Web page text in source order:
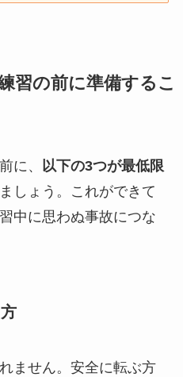
習の前に準備するこ
に、 以下の3つが最低限
しょう。これができて
中に思わぬ事故につな
ません。安全に転ぶ方